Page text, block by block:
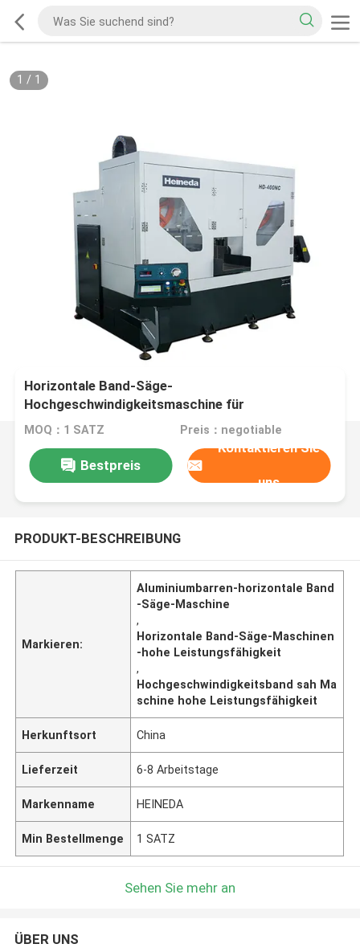
1 / 1
Horizontale Band-Säge-
Hochgeschwindigkeitsmaschine für
Aluminiumbarren-hohe Leistungsfähigkeit
MOQ：1 SATZ Preis：negotiable
Bestpreis
Kontaktieren Sie
uns
PRODUKT-BESCHREIBUNG
Markieren:
Aluminiumbarren-horizontale Band
-Säge-Maschine
,
Horizontale Band-Säge-Maschinen
-hohe Leistungsfähigkeit
,
Hochgeschwindigkeitsband sah Ma
schine hohe Leistungsfähigkeit
Herkunftsort China
Lieferzeit 6-8 Arbeitstage
Markenname HEINEDA
Min Bestellmenge 1 SATZ
Sehen Sie mehr an
ÜBER UNS